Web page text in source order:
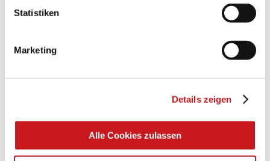
Statistiken
Marketing
Details zeigen
Alle Cookies zulassen
Zum Tipp